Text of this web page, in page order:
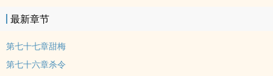
最新章节
第七十七章甜梅
第七十六章杀令